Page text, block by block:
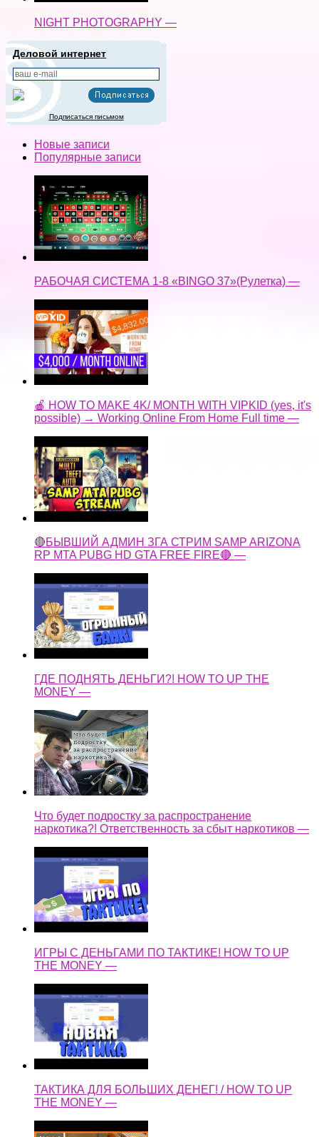
NIGHT PHOTOGRAPHY —
Деловой интернет
Подписаться письмом
Новые записи
Популярные записи
РАБОЧАЯ СИСТЕМА 1-8 «BINGO 37»(Рулетка) —
🍎 HOW TO MAKE 4K/ MONTH WITH VIPKID (yes, it's
possible) → Working Online From Home Full time —
🔴БЫВШИЙ АДМИН ЗГА СТРИМ SAMP ARIZONA
RP MTA PUBG HD GTA FREE FIRE🔴 —
ГДЕ ПОДНЯТЬ ДЕНЬГИ?! HOW TO UP THE
MONEY —
Что будет подростку за распространение
наркотика?! Ответственность за сбыт наркотиков —
ИГРЫ С ДЕНЬГАМИ ПО ТАКТИКЕ! HOW TO UP
THE MONEY —
ТАКТИКА ДЛЯ БОЛЬШИХ ДЕНЕГ! / HOW TO UP
THE MONEY —